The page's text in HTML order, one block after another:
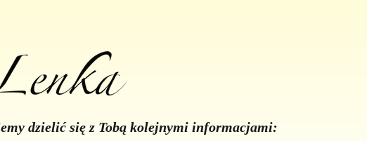
dzielić się z Tobą kolejnymi informacjami: